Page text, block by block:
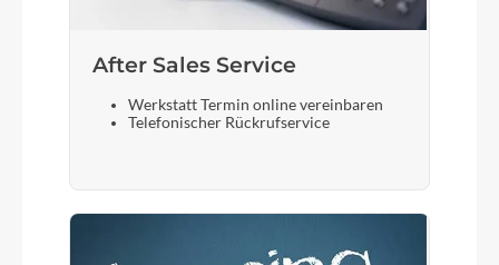
After Sales Service
Werkstatt Termin online vereinbaren
Telefonischer Rückrufservice